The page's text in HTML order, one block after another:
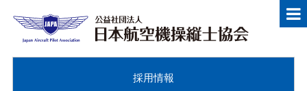
Japan Aircraft Pilot Association 公
採用情報